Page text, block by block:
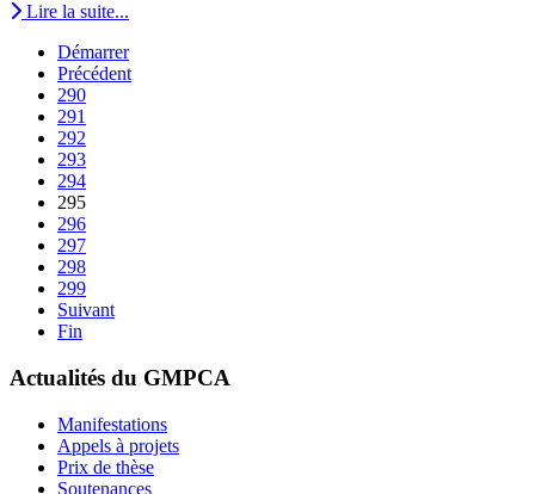
Lire la suite...
Démarrer
Précédent
290
291
292
293
294
295
296
297
298
299
Suivant
Fin
Actualités du GMPCA
Manifestations
Appels à projets
Prix de thèse
Soutenances